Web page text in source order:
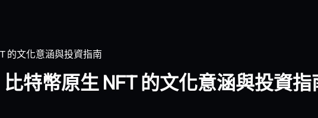
的文化意涵與投資指南
特幣原生 NFT 的文化意涵與投資指